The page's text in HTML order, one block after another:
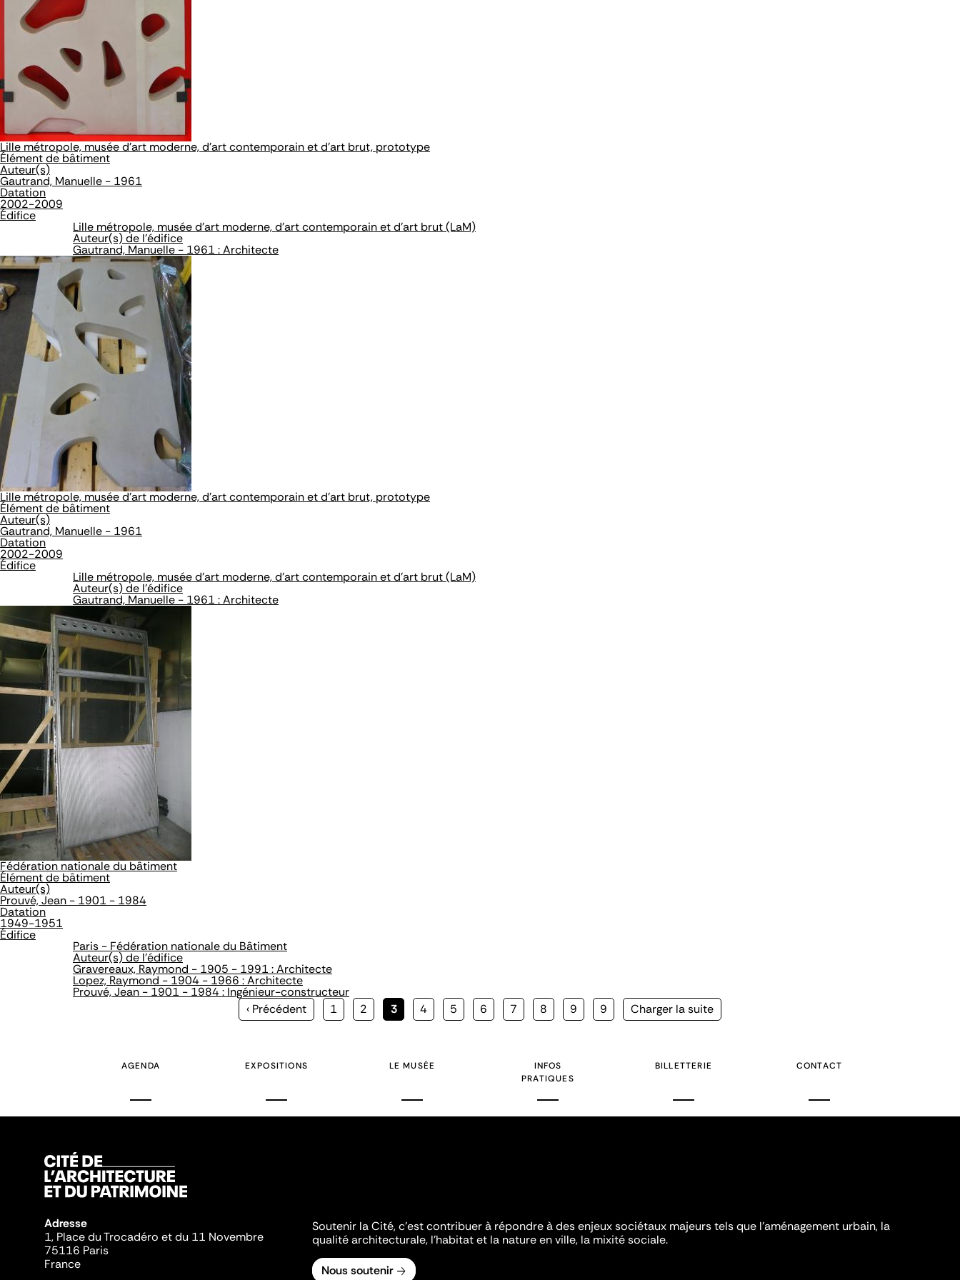
Lille métropole, musée d'art moderne, d'art contemporain et d'art brut, prototype
Élément de bâtiment
Auteur(s)
Gautrand, Manuelle - 1961
Datation
2002-2009
Édifice
Lille métropole, musée d'art moderne, d'art contemporain et d'art brut (LaM)
Auteur(s) de l'édifice
Gautrand, Manuelle - 1961 : Architecte
Lille métropole, musée d'art moderne, d'art contemporain et d'art brut, prototype
Élément de bâtiment
Auteur(s)
Gautrand, Manuelle - 1961
Datation
2002-2009
Édifice
Lille métropole, musée d'art moderne, d'art contemporain et d'art brut (LaM)
Auteur(s) de l'édifice
Gautrand, Manuelle - 1961 : Architecte
Fédération nationale du bâtiment
Élément de bâtiment
Auteur(s)
Prouvé, Jean - 1901 - 1984
Datation
1949-1951
Édifice
Paris - Fédération nationale du Bâtiment
Auteur(s) de l'édifice
Gravereaux, Raymond - 1905 - 1991 : Architecte
Lopez, Raymond - 1904 - 1966 : Architecte
Prouvé, Jean - 1901 - 1984 : Ingénieur-constructeur
Page
‹ Précédent Page
1 Page
2
Page
3 Page
4 Page
5 Page
6 Page
7 Page
8 Page
9 Page
9
Page
Charger la suite
AGENDA EXPOSITIONS LE MUSÉE
INFOS
PRATIQUES
BILLETTERIE CONTACT
Adresse
1, Place du Trocadéro et du 11 Novembre
75116 Paris
France
Soutenir la Cité, c'est contribuer à répondre à des enjeux sociétaux majeurs tels que l'aménagement urbain, la
qualité architecturale, l'habitat et la nature en ville, la mixité sociale.
Nous soutenir